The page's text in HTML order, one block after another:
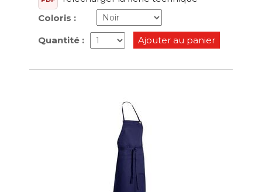
Coloris :
Quantité : Ajouter au panier